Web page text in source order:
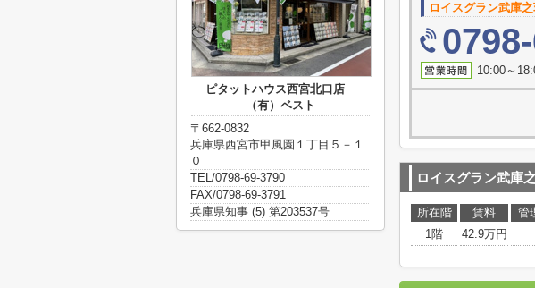
ロイスグラン武庫
10:00～
ロイスグラン武庫
所在階 賃料 管
1階
42.9万円
ピタットハウス西宮北口店
（有）ベスト
〒662-0832
兵庫県西宮市甲風園１丁目５－１
０
TEL/0798-69-3790
FAX/0798-69-3791
兵庫県知事 (5) 第203537号